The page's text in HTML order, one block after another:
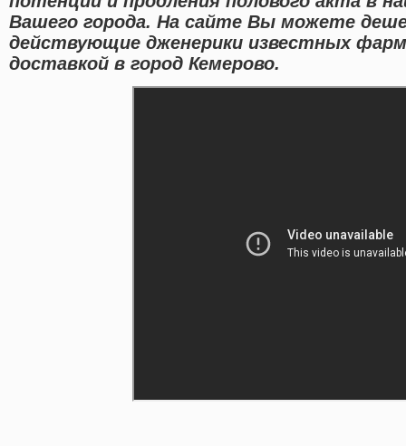
Вашего города. На сайте Вы можете
действующие дженерики известных
доставкой в город Кемерово.